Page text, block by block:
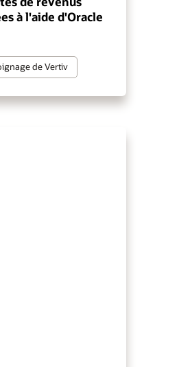
à l'aide d'Oracle
de Vertiv